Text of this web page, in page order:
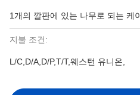
1개의 깔판에 있는 나무로 되는 케
지불 조건:
L/C,D/A,D/P,T/T,웨스턴 유니온,